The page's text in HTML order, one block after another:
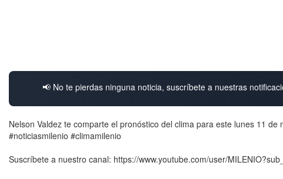
📢 No te pierdas ninguna noticia, suscríbete a nuestras
Nelson Valdez te comparte el pronóstico del clima para este lunes 11
#noticiasmilenio #climamilenio
Suscríbete a nuestro canal: https://www.youtube.com/user/